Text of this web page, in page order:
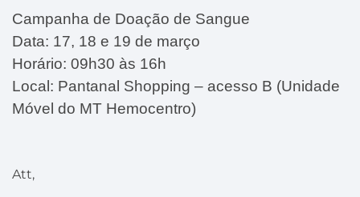
Campanha de Doação de Sangue
Data: 17, 18 e 19 de março
Horário: 09h30 às 16h
Local: Pantanal Shopping – acesso B (Unidade
Móvel do MT Hemocentro)
Att,